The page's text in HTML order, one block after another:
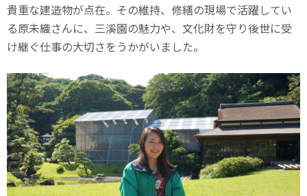
貴重な建造物が点在。その維持、修繕の現場で活躍してい
る原未織さんに、三溪園の魅力や、文化財を守り後世に受
け継ぐ仕事の大切さをうかがいました。